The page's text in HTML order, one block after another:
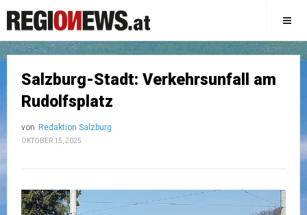
Salzburg-Stadt: Verkehrsunfall am
Rudolfsplatz
von Redaktion Salzburg
OKTOBER 15, 2025